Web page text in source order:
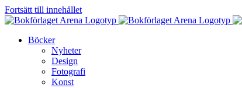
Fortsätt till innehållet
Böcker
Nyheter
Design
Fotografi
Konst